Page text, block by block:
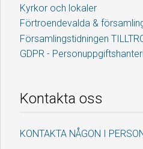
Kyrkor och lokaler
Förtroendevalda &
Församlingstidningen
GDPR -
Kontakta oss
KONTAKTA NÅGON I